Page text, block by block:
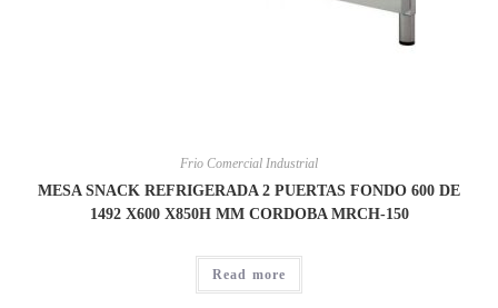
Frio Comercial Industrial
MESA SNACK REFRIGERADA 2 PUERTAS FONDO 600 DE
1492 X600 X850H MM CORDOBA MRCH-150
Read more